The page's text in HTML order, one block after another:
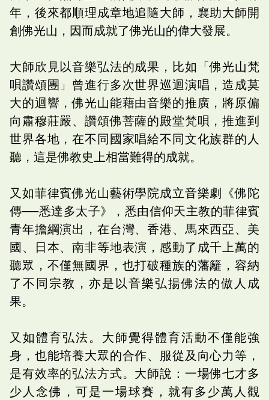
年，後來都順理成章地追隨大師，襄助大師開
創佛光山，因而成就了佛光山的偉大發展。
大師欣見以音樂弘法的成果，比如「佛光山梵
唄讚頌團」曾進行多次世界巡迴演唱，造成莫
大的迴響，佛光山能藉由音樂的推廣，將原偏
向肅穆莊嚴、讚頌佛菩薩的殿堂梵唄，推進到
世界各地，在不同國家唱給不同文化族群的人
聽，這是佛教史上相當難得的成就。
又如菲律賓佛光山藝術學院成立音樂劇《佛陀
傳──悉達多太子》，悉由信仰天主教的菲律賓
青年擔綱演出，在台灣、香港、馬來西亞、美
國、日本、南非等地表演，感動了成千上萬的
聽眾，不僅無國界，也打破種族的藩籬，容納
了不同宗教，亦是以音樂弘揚佛法的傲人成
果。
又如體育弘法。大師覺得體育活動不僅能強
身，也能培養大眾的合作、服從及向心力等，
是有效率的弘法方式。大師說：一場佛七才多
少人念佛，可是一場球賽，就有多少萬人觀